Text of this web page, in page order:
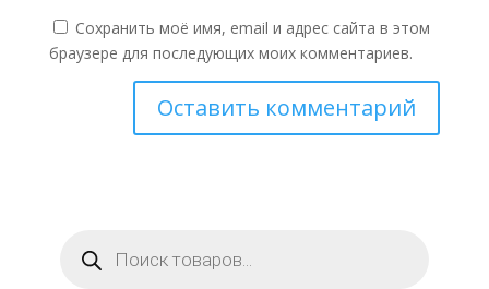
Сохранить моё имя, email и адрес сайта в этом
браузере для последующих моих комментариев.
товаров